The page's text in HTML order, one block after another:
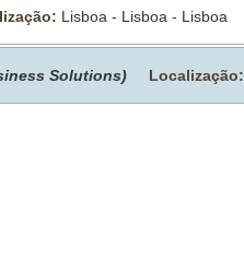
Lisboa - Lisboa - Lisboa
Solutions) Localização: